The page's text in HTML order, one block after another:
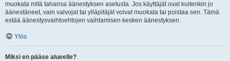
muokata mitä tahansa äänestyksen asetusta. Jos käyttäjät ovat kuitenkin jo
äänestäneet, vain valvojat tai ylläpitäjät voivat muokata tai poistaa sen. Tämä
estää äänestysvaihtoehtojen vaihtamisen kesken äänestyksen.
Ylös
Miksi en pääse alueelle?